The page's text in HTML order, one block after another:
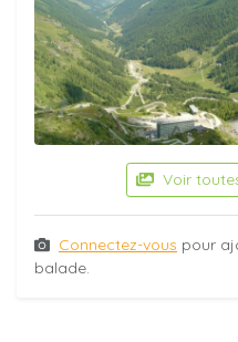
Voir
Connectez-vous pour
balade.